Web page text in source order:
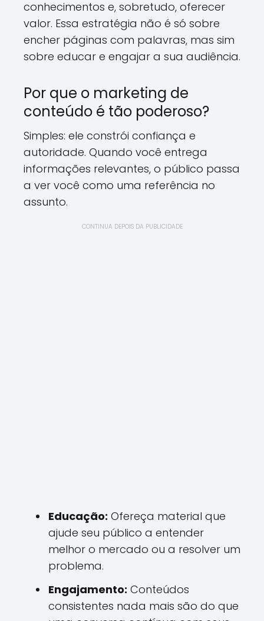
conhecimentos e, sobretudo, oferecer
valor. Essa estratégia não é só sobre
encher páginas com palavras, mas sim
sobre educar e engajar a sua audiência.
Por que o marketing de
conteúdo é tão poderoso?
Simples: ele constrói confiança e
autoridade. Quando você entrega
informações relevantes, o público passa
a ver você como uma referência no
assunto.
CONTINUA DEPOIS DA PUBLICIDADE
Educação: Ofereça material que
ajude seu público a entender
melhor o mercado ou a resolver um
problema.
Engajamento: Conteúdos
consistentes nada mais são do que